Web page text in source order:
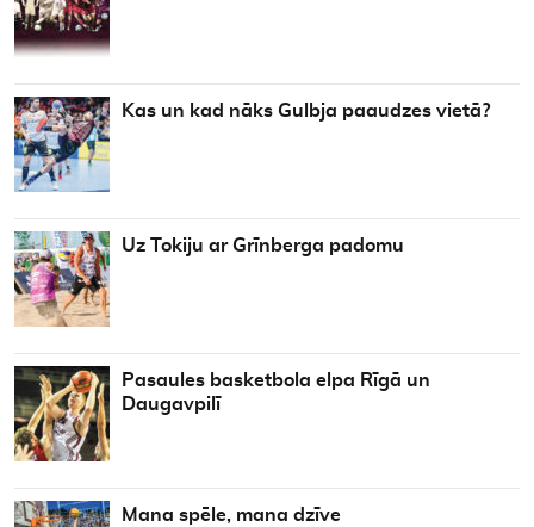
Kas un kad nāks Gulbja paaudzes vietā?
Uz Tokiju ar Grīnberga padomu
Pasaules basketbola elpa Rīgā un
Daugavpilī
Mana spēle, mana dzīve